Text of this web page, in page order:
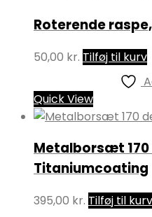
Roterende
50,00 kr. Tilføj til kurv
Quick View
Metalborsæt 170
Titaniumcoating
395,00 kr. Tilføj til kurv